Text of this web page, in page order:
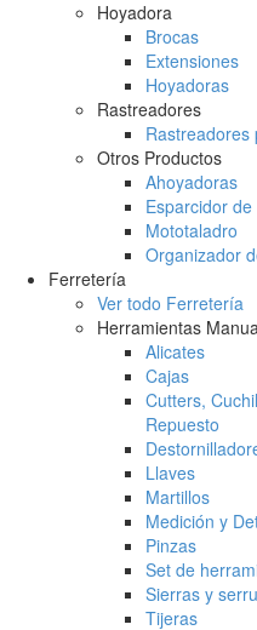
Hoyadora
Brocas
Extensiones
Hoyadoras
Rastreadores
Rastreadores
Otros Productos
Ahoyadoras
Esparcidor
Mototaladro
Organizador
Ferretería
Ver todo Ferretería
Herramientas
Alicates
Cajas
Cutters,
Repuesto
Llaves
Martillos
Medición y
Pinzas
Set de
Sierras y
Tijeras